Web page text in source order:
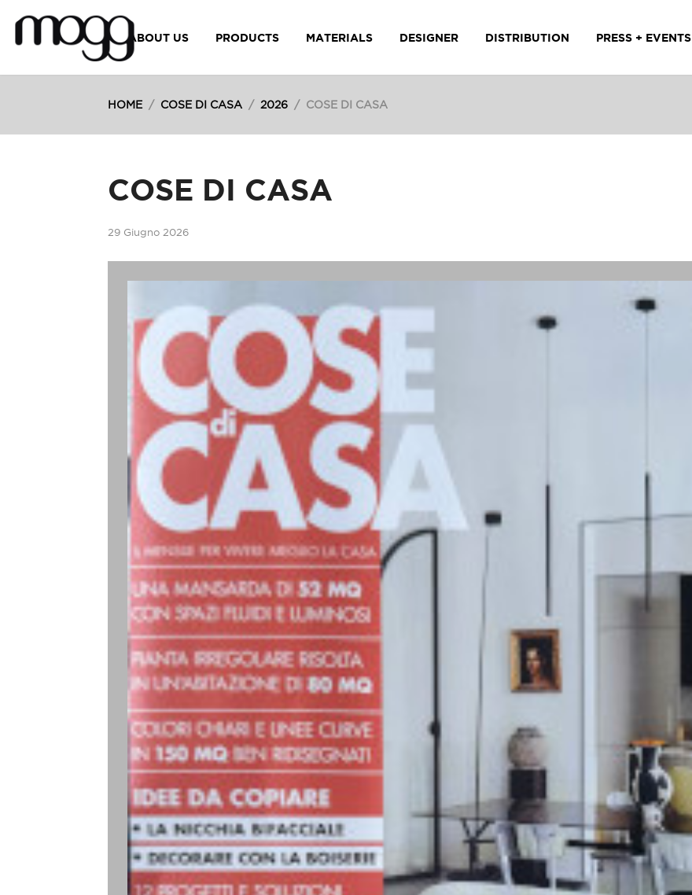
ABOUT US PRODUCTS MATERIALS DESIGNER DISTRIBUTION PRESS + EVENTS
HOME / COSE DI CASA / 2026 / COSE DI CASA
COSE DI CASA
29 Giugno 2026